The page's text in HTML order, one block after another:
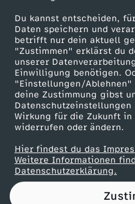
Du kannst entscheiden,
Daten speichern und
betrifft nur dein aktuell
"Zustimmen" erklärst du
unserer
Einwilligung benötigen.
"Einstellungen/Ablehnen"
deine Zustimmung gibst
Wirkung für die Zukunft
widerrufen oder ändern.
Hier findest du das
Weitere Informationen
Datenschutzerklärung.
e
n
z
u
r
#
1
ZDF goes Schule
Werbefernsehen
Mainzelmännchen
Partner